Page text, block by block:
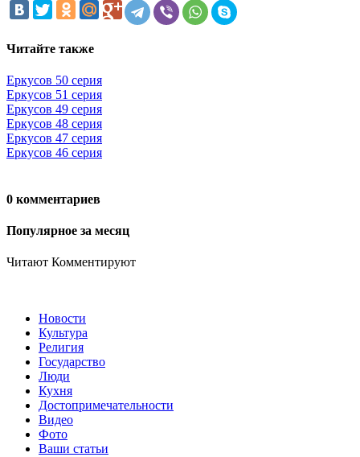
Читайте также
Еркусов 50 серия
Еркусов 51 серия
Еркусов 49 серия
Еркусов 48 серия
Еркусов 47 серия
Еркусов 46 серия
0 комментариев
Популярное за месяц
Читают Комментируют
Новости
Культура
Религия
Государство
Люди
Кухня
Достопримечательности
Видео
Фото
Ваши статьи